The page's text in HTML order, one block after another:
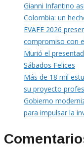
Gianni Infantino
Colombia: un
EVAFE 2026
compromiso con
Murió el
Sábados Felices
Más de 18 mil
su proyecto
Gobierno
para impulsar la